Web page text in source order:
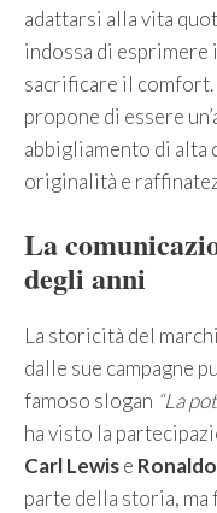
adattarsi alla vita
indossa di
sacrificare il
propone di essere
abbigliamento di alta
originalità e
La
degli anni
La storicità del
dalle sue campagne
famoso slogan “La
ha visto la
Carl Lewise Ronaldo
parte della storia,